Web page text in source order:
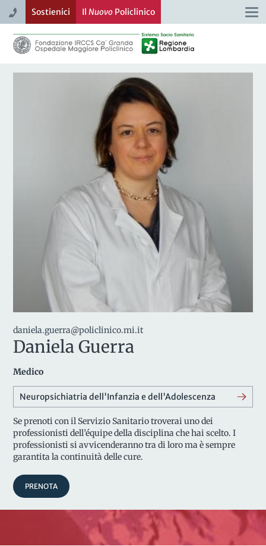
Sostienici Il NuovoPoliclinico
daniela.guerra@policlinico.mi.it
Daniela Guerra
Medico
Neuropsichiatria dell'Infanzia e dell'Adolescenza
Se prenoti con il Servizio Sanitario troverai uno dei
professionisti dell’équipe della disciplina che hai scelto. I
professionisti si avvicenderanno tra di loro ma è sempre
garantita la continuità delle cure.
PRENOTA